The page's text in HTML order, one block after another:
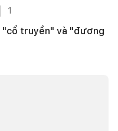
1
"cổ truyền" và "đương